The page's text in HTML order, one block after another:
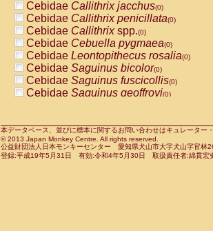
PitheciidaePithecia monachus
PitheciidaePithecia pithecia(0)
CercopithecidaeCercocebus agilis
CercopithecidaeCercocebus
CercopithecidaeCercocebus
CercopithecidaeCercocebus
CercopithecidaeCercocebus
CercopithecidaeCercocebushybrid
CercopithecidaePapio anubis(0)
CercopithecidaePapio cynocephalus
CercopithecidaePapio hamadryas(0)
Cebidae Callithrix jacchus(0)
Cebidae Callithrix penicillata(0)
Cebidae Callithrixspp.(0)
Cebidae Cebuella pygmaea(0)
Cebidae Leontopithecus rosalia(0)
Cebidae Saguinus bicolor(0)
Cebidae Saguinus fuscicollis(0)
Cebidae Saguinus geoffroyi(0)
CebidaeSaguinus leucopus(0)
CebidaeSaguinus midas(0)
Cebidae Saguinus mystax(0)
本データベース、並びに標本に関するお問い合わせはキュレータ
© 2013 Japan Monkey Centre. All rights reserved.
公益財団法人日本モンキーセンター 愛知県犬山市大字犬山字官
登録:平成19年5月31日 有効:令和4年5月30日 取扱責任者:綿貫宏